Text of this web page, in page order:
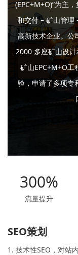
SEO策划
1. 技术性SEO，对站
(EPC+M+O)”为主
和交付 – 矿山管理
高新技术企业。公
2000 多座矿山设
矿山EPC+M+O
验，申请了多项专
300%
流量提升